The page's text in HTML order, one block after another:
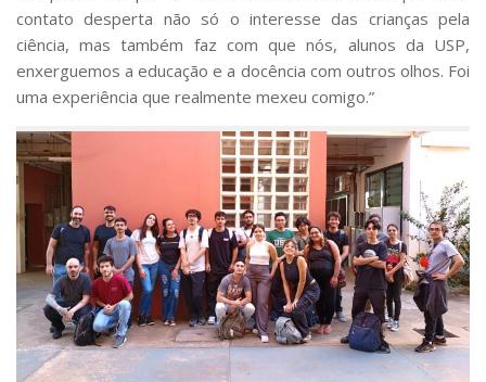
contato desperta não só o interesse das crianças pela
ciência, mas também faz com que nós, alunos da USP,
enxerguemos a educação e a docência com outros olhos. Foi
uma experiência que realmente mexeu comigo.”